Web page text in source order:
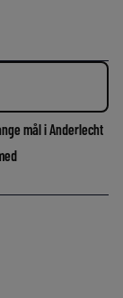
mål i Anderlecht